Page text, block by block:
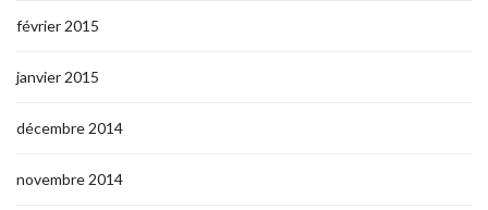
février 2015
janvier 2015
décembre 2014
novembre 2014